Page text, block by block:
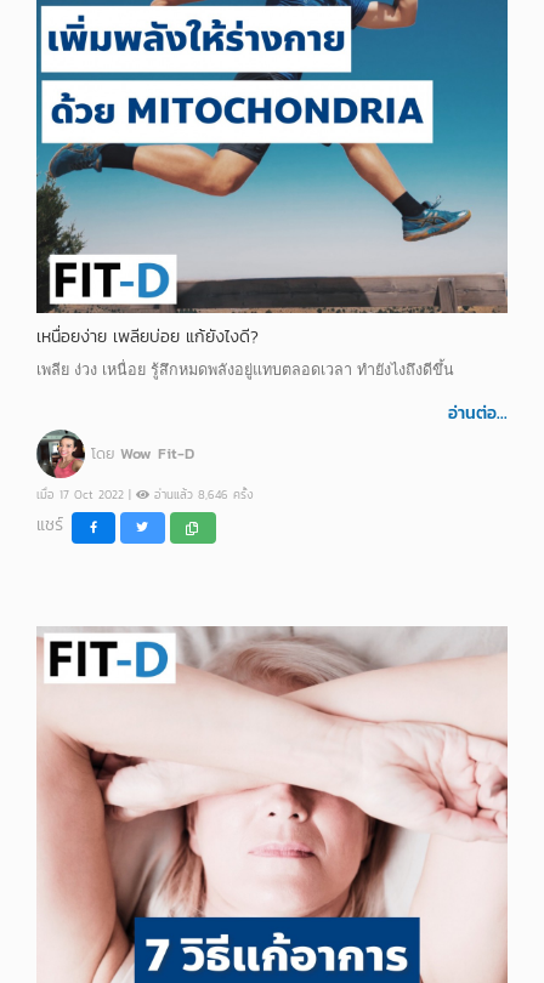
เหนื่อยง่าย เพลียบ่อย แก้ยังไงดี?
เพลีย ง่วง เหนื่อย รู้สึกหมดพลังอยู่แทบตลอดเวลา ทำยังไงถึงดีขึ้น
อ่านต่อ...
โดย Wow Fit-D
เมื่อ 17 Oct 2022 | อ่านแล้ว 8,646 ครั้ง
แชร์